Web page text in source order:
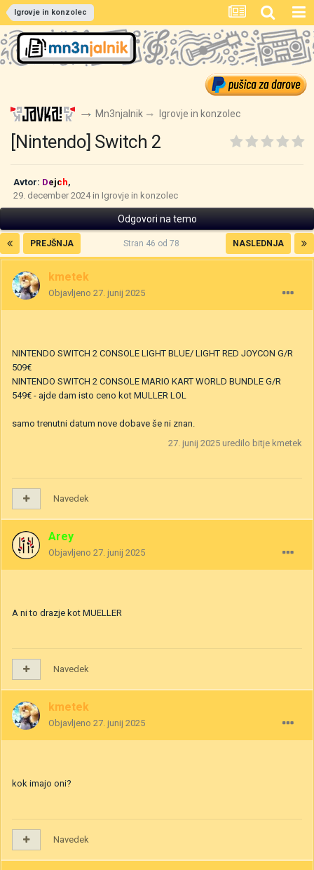
Igrovje in konzolec
Mn3njalnik Igrovje in konzolec
[Nintendo] Switch 2
Avtor: Dejch,
29. december 2024in Igrovje in konzolec
Odgovori na temo
PREJŠNJA NASLEDNJA
Stran 46 od 78
kmetek
Objavljeno 27. junij 2025
NINTENDO SWITCH 2 CONSOLE LIGHT BLUE/ LIGHT RED JOYCON G/R
509€
NINTENDO SWITCH 2 CONSOLE MARIO KART WORLD BUNDLE G/R
549€ - ajde dam isto ceno kot MULLER LOL
samo trenutni datum nove dobave še ni znan.
27. junij 2025 uredilo bitje kmetek
Navedek
Arey
Objavljeno 27. junij 2025
A ni to drazje kot MUELLER
Navedek
kmetek
Objavljeno 27. junij 2025
kok imajo oni?
Navedek